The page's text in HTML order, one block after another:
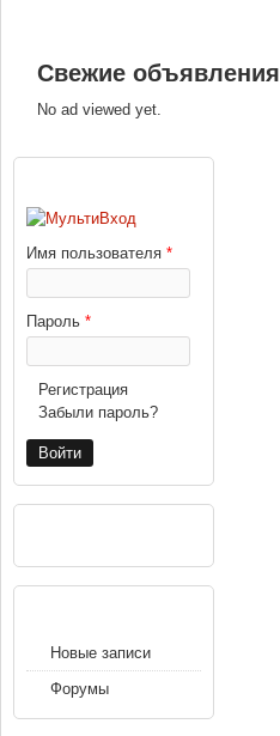
Свежие объявления
No ad viewed yet.
Имя пользователя *
Пароль *
Регистрация
Забыли пароль?
Новые записи
Форумы